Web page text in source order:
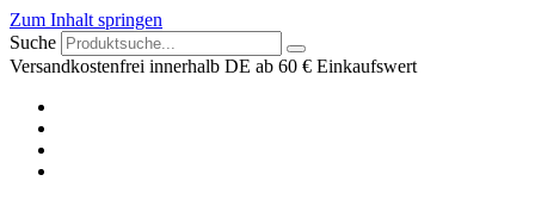
Zum Inhalt springen
Suche
Versandkostenfrei innerhalb DE ab 60 € Einkaufswert